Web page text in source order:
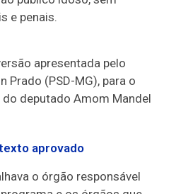
e penais.
apresentada pelo
Prado (PSD-MG), para o
deputado Amom Mandel
aprovado
o órgão responsável